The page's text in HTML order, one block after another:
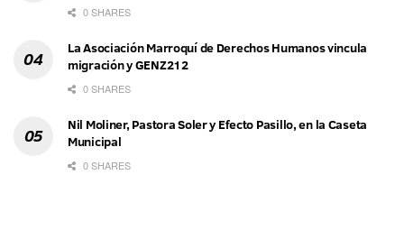
0 SHARES
La Asociación Marroquí de Derechos Humanos vincula
migración y GENZ212
0 SHARES
Nil Moliner, Pastora Soler y Efecto Pasillo, en la Caseta
Municipal
0 SHARES